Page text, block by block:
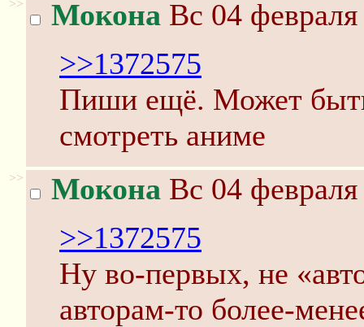
>> Мокона Вс 04
>>1372575
Пиши ещё. Может
смотреть аниме
>> Мокона Вс 04
>>1372575
Ну во-первых, не
авторам-то более-